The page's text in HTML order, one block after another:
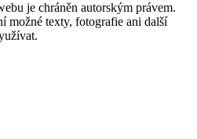
je chráněn autorským právem.
možné texty, fotografie ani další